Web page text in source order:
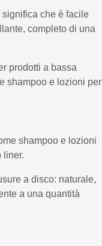
significa che è facile
completo di una
prodotti a bassa
shampoo e lozioni per
shampoo e lozioni
liner.
a disco: naturale,
a una quantità